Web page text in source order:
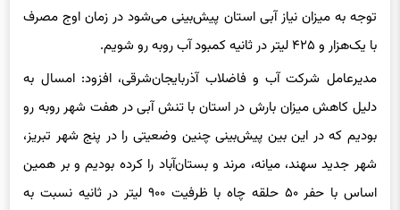
توجه به میزان نیاز آبی استان پیش‌بینی می‌شود در زمان اوج مصرف
با یک‌هزار و ۴۲۵ لیتر در ثانیه کمبود آب روبه‌ رو شویم.
مدیرعامل شرکت آب و فاضلاب آذربایجان‌شرقی، افزود: امسال به
دلیل کاهش میزان بارش در استان با تنش آبی در هفت شهر روبه‌ رو
بودیم که در این بین پیش‌بینی چنین وضعیتی را در پنج شهر تبریز،
شهر جدید سهند، میانه، مرند و بستان‌آباد را کرده بودیم و بر همین
اساس با حفر ۵۰ حلقه چاه با ظرفیت ۹۰۰ لیتر در ثانیه نسبت به